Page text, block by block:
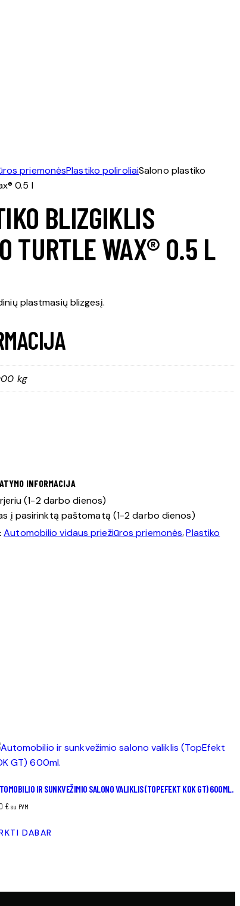
priemonėsPlastiko poliroliaiSalono plastiko
0.5 l
BLIZGIKLIS
TURTLE WAX® 0.5 L
plastmasių blizgesį.
kg
INFORMACIJA
(1-2 darbo dienos)
į pasirinktą paštomatą (1-2 darbo dienos)
Automobilio vidaus priežiūros priemonės,Plastiko
IR SUNKVEŽIMIO SALONO VALIKLIS (TOPEFEKT KOK GT) 600ML.
€ su PVM
DABAR